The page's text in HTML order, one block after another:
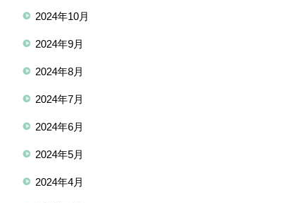
2024年10月
2024年9月
2024年8月
2024年7月
2024年6月
2024年5月
2024年4月